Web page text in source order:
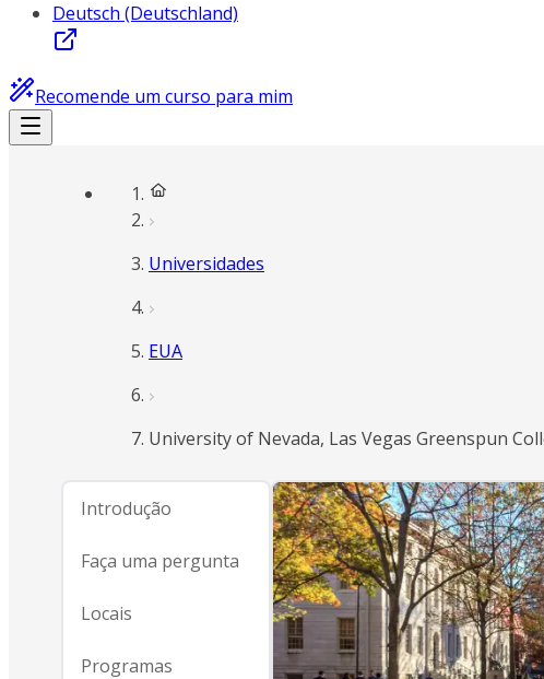
Deutsch (Deutschland)
Recomende um curso para mim
Universidades
EUA
University of Nevada, Las Vegas Greenspun
Introdução
Faça uma pergunta
Locais
Programas